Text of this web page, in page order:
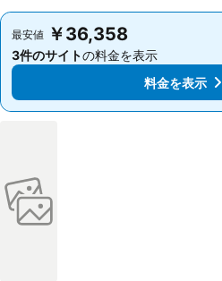
最安値 ￥36,358
3件のサイトの料金を表示
料金を表示
最安値 ￥36,358
3件のサイトの料金を表示
料金を表示